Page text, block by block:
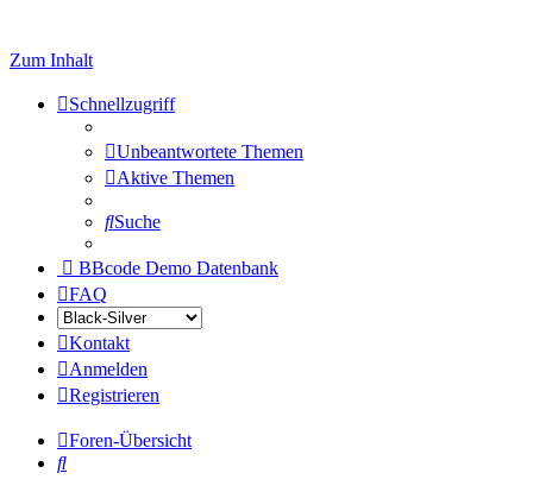
Zum Inhalt
Schnellzugriff
Unbeantwortete Themen
Aktive Themen
Suche
BBcode Demo Datenbank
FAQ
Kontakt
Anmelden
Registrieren
Foren-Übersicht
Suche